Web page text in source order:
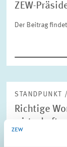
ZEW-
Der Beitrag
Richtige
Der Beitrag ist